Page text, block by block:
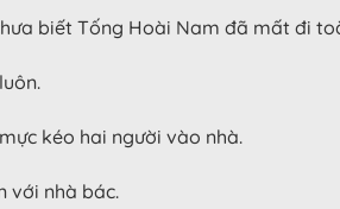
biết Tống Hoài Nam đã mất đi
kéo hai người vào nhà.
với nhà bác.